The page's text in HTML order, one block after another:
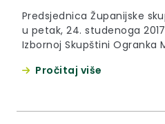
Predsjednica Županijske
u petak, 24. studenoga
Izbornoj Skupštini Ogranka
Pročitaj više